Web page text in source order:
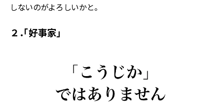
しないのがよろしいかと。
２．「好事家」